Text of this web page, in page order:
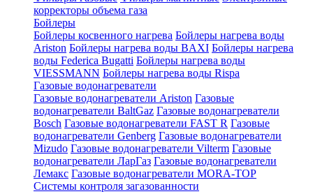
корректоры объема газа
Бойлеры
Бойлеры косвенного нагрева Бойлеры нагрева воды
Ariston Бойлеры нагрева воды BAXI Бойлеры нагрева
воды Federica Bugatti Бойлеры нагрева воды
VIESSMANN Бойлеры нагрева воды Rispa
Газовые водонагреватели
Газовые водонагреватели Ariston Газовые
водонагреватели BaltGaz Газовые водонагреватели
Bosch Газовые водонагреватели FAST R Газовые
водонагреватели Genberg Газовые водонагреватели
Mizudo Газовые водонагреватели Vilterm Газовые
водонагреватели ЛарГаз Газовые водонагреватели
Лемакс Газовые водонагреватели MORA-TOP
Системы контроля загазованности